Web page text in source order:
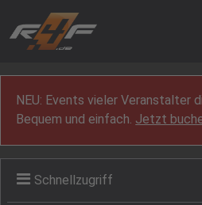
NEU: Events vieler Veranstalter
Bequem und einfach. Jetzt
Schnellzugriff